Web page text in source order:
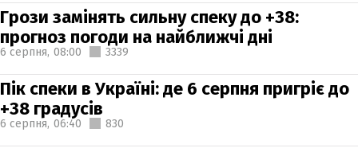
Грози замінять сильну спеку до +38:
прогноз погоди на найближчі дні
6 серпня, 08:00 3339
Пік спеки в Україні: де 6 серпня пригріє до
+38 градусів
6 серпня, 06:40 830